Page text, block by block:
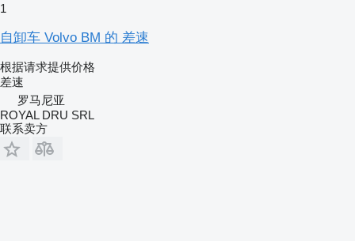
1
自卸车 Volvo BM 的 差速
根据请求提供价格
差速
罗马尼亚
ROYAL DRU SRL
联系卖方